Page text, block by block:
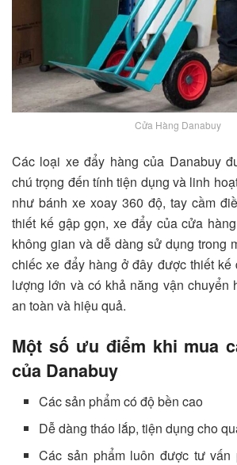
Cửa Hàng Danabuy
Các loại xe đẩy hàng của Danabuy
chú trọng đến tính tiện dụng và linh
như bánh xe xoay 360 độ, tay cầm
thiết kế gập gọn, xe đẩy của cửa
không gian và dễ dàng sử dụng trong
chiếc xe đẩy hàng ở đây được thiết kế
lượng lớn và có khả năng vận chuyển
an toàn và hiệu quả.
Một số ưu điểm khi mua
của Danabuy
Các sản phẩm có độ bền cao
Dễ dàng tháo lắp, tiện dụng cho
Các sản phẩm luôn được tư vấn